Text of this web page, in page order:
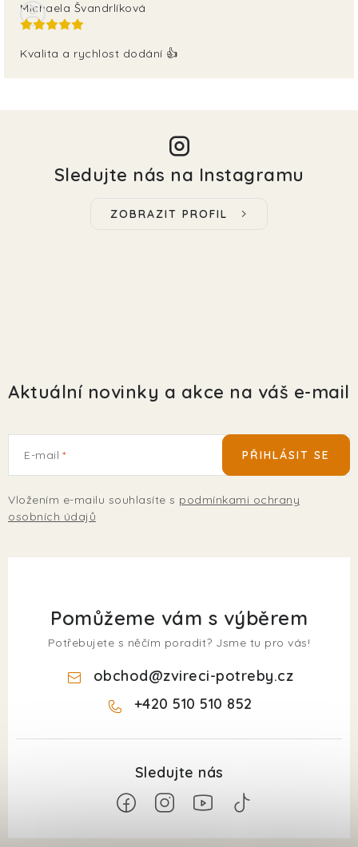
Michaela Švandrlíková
Kvalita a rychlost dodání 👍
Sledujte nás na Instagramu
ZOBRAZIT PROFIL
Aktuální novinky a akce na váš e-mail
E-mail
Vložením e-mailu souhlasíte s podmínkami ochrany
osobních údajů
PŘIHLÁSIT SE
Pomůžeme vám s výběrem
Potřebujete s něčím poradit? Jsme tu pro vás!
obchod@zvireci-potreby.cz
+420 510 510 852